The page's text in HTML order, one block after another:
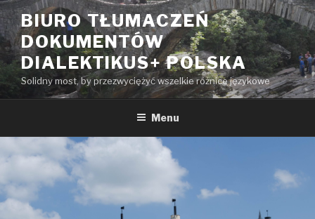
Przeskocz
do
treści
BIURO TŁUMACZEŃ
DOKUMENTÓW
DIALEKTIKUS+ POLSKA
Solidny most, by przezwyciężyć wszelkie różnice językowe
Menu